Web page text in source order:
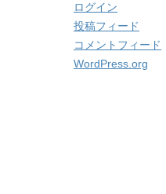
ログイン
投稿フィード
コメントフィード
WordPress.org